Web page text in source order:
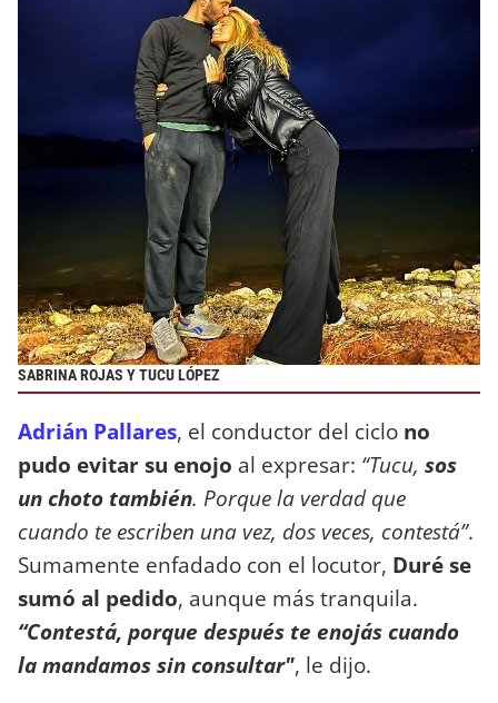
SABRINA ROJAS Y TUCU LÓPEZ
Adrián Pallares, el conductor del ciclo no
pudo evitar su enojo al expresar: “Tucu, sos
un choto también. Porque la verdad que
cuando te escriben una vez, dos veces, contestá”.
Sumamente enfadado con el locutor, Duré se
sumó al pedido, aunque más tranquila.
“Contestá, porque después te enojás cuando
la mandamos sin consultar", le dijo.